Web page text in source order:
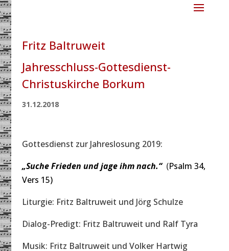
Fritz Baltruweit
Jahresschluss-Gottesdienst-
Christuskirche Borkum
31.12.2018
Gottesdienst zur Jahreslosung 2019:
„Suche Frieden und jage ihm nach.“ (Psalm 34,
Vers 15)
Liturgie: Fritz Baltruweit und Jörg Schulze
Dialog-Predigt: Fritz Baltruweit und Ralf Tyra
Musik: Fritz Baltruweit und Volker Hartwig